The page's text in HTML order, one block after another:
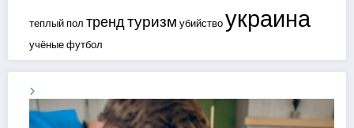
теплый пол трендтуризм убийствоукраина
учёныефутбол